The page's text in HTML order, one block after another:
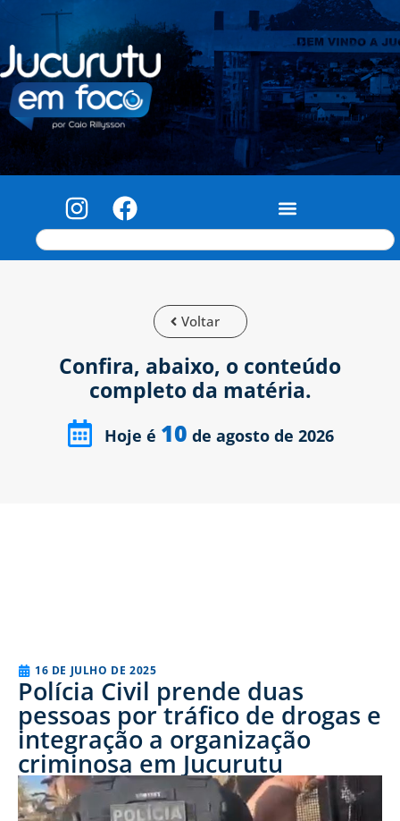
Voltar
Confira, abaixo, o conteúdo
completo da matéria.
Hoje é 10 de agosto de 2026
16 DE JULHO DE 2025
Polícia Civil prende duas
pessoas por tráfico de drogas e
integração a organização
criminosa em Jucurutu